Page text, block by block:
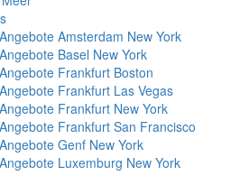
Amsterdam New York
Basel New York
Frankfurt Boston
Frankfurt Las Vegas
Frankfurt New York
Frankfurt San Francisco
Genf New York
Luxemburg New York